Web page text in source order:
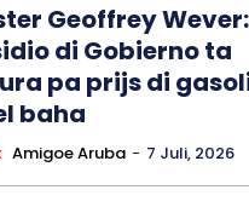
Geoffrey Wever:
di Gobierno ta
pa prijs di
baha
Amigoe Aruba - 7 Juli, 2026